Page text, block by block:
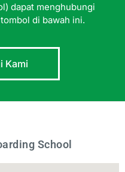
dapat menghubungi
di bawah ini.
Kami
School